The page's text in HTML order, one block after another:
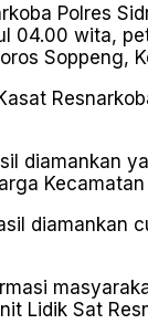
Polres
04.00 wita,
Soppeng,
diamankan
diamankan
Lidik Sat